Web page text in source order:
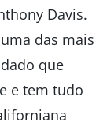
Davis.
das mais
que
e tem tudo